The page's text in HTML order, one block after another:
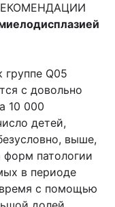
Q05
с довольно
10 000
детей,
выше,
форм патологии
в периоде
с помощью